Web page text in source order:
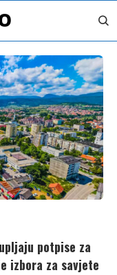
potpise za
izbora za savjete